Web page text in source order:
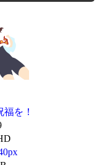
を！